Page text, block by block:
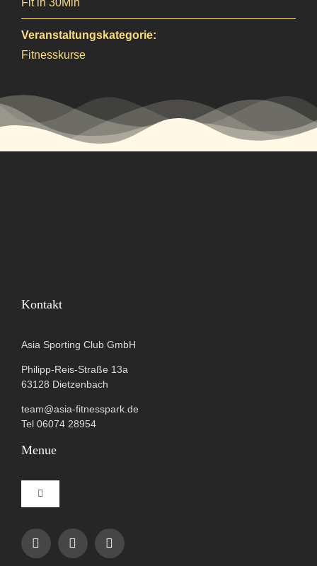
Fit in 30Min
Veranstaltungskategorie:
Fitnesskurse
Kontakt
Asia Sporting Club GmbH
Philipp-Reis-Straße 13a
63128 Dietzenbach
team@asia-fitnesspark.de
Tel 06074 28954
Menue
Toggle
Navigation
Impressum